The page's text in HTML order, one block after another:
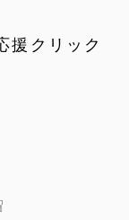
援クリック